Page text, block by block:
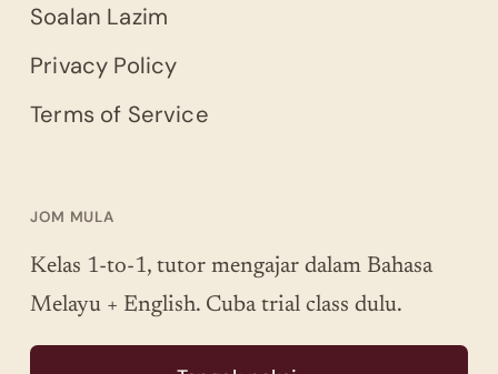
Soalan Lazim
Privacy Policy
Terms of Service
JOM MULA
Kelas 1-to-1, tutor mengajar dalam Bahasa
Melayu + English. Cuba trial class dulu.